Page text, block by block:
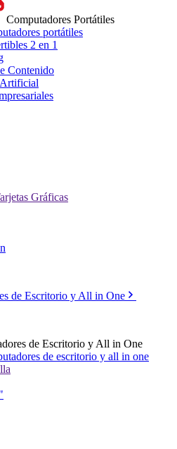
Computadores Portátiles
portátiles
2 en 1
Contenido
Gráficas
de Escritorio y All in One
de Escritorio y All in One
de escritorio y all in one